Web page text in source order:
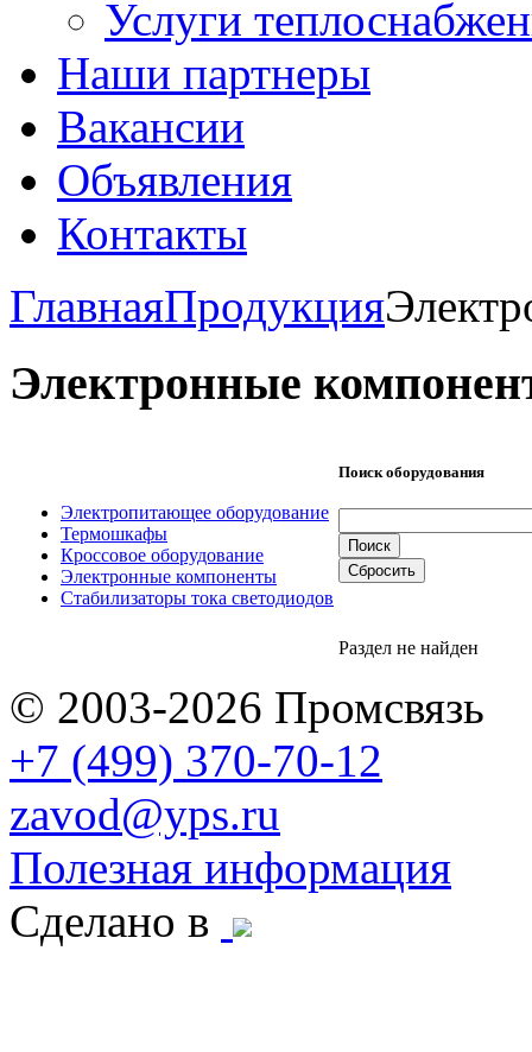
Услуги
Наши партнеры
Вакансии
Объявления
Контакты
ГлавнаяПродукция
Электронные
Электропитающее оборудование
Термошкафы
Кроссовое оборудование
Электронные компоненты
Стабилизаторы тока светодиодов
Поиск оборудования
Раздел не найден
© 2003-2026 Промсвязь
+7 (499) 370-70-12
zavod@yps.ru
Полезная информация
Сделано в